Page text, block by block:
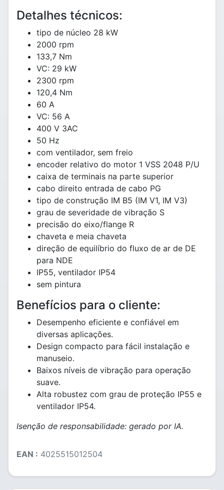
Detalhes técnicos:
tipo de núcleo 28 kW
2000 rpm
133,7 Nm
VC: 29 kW
2300 rpm
120,4 Nm
60 A
VC: 56 A
400 V 3AC
50 Hz
com ventilador, sem freio
encoder relativo do motor 1 VSS 2048 P/U
caixa de terminais na parte superior
cabo direito entrada de cabo PG
tipo de construção IM B5 (IM V1, IM V3)
grau de severidade de vibração S
precisão do eixo/flange R
chaveta e meia chaveta
direção de equilíbrio do fluxo de ar de DE
para NDE
IP55, ventilador IP54
sem pintura
Benefícios para o cliente:
Desempenho eficiente e confiável em
diversas aplicações.
Design compacto para fácil instalação e
manuseio.
Baixos níveis de vibração para operação
suave.
Alta robustez com grau de proteção IP55 e
ventilador IP54.
Isenção de responsabilidade: gerado por IA.
EAN : 4025515012504